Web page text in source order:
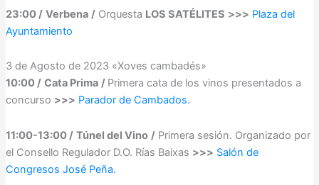
23:00 / Verbena /Orquesta LOS SATÉLITES >>> Plaza del
Ayuntamiento
3 de Agosto de 2023 «Xoves cambadés»
10:00 / Cata Prima / Primera cata de los vinos presentados a
concurso >>> Parador de Cambados.
11:00-13:00 / Túnel del Vino /Primera sesión. Organizado por
el Consello Regulador D.O. Rías Baixas >>> Salón de
Congresos José Peña.